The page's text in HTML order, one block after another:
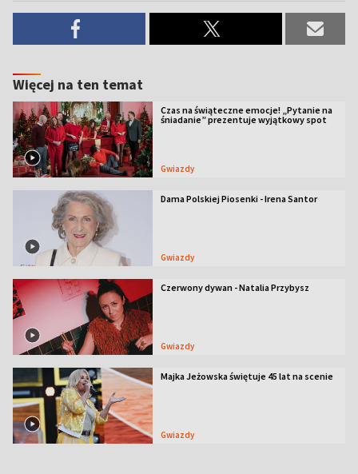
Więcej na ten temat
Czas na świąteczne emocje! „Pytanie na
śniadanie” prezentuje wyjątkowy spot
Gwiazdy
Dama Polskiej Piosenki - Irena Santor
Gwiazdy
Czerwony dywan - Natalia Przybysz
Gwiazdy
Majka Jeżowska świętuje 45 lat na scenie
Gwiazdy